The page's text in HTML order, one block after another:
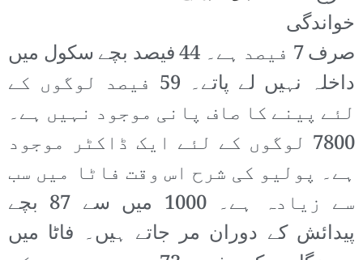
خواندگی
صرف 7 فیصد ہے۔ 44 فیصد بچے سکول میں
داخلہ نہیں لے پاتے۔ 59 فیصد لوگوں کے
لئے پینے کا صاف پانی موجود نہیں ہے۔
7800 لوگوں کے لئے ایک ڈاکٹر موجود
ہے۔ پولیو کی شرح اس وقت فاٹا میں سب
سے زیادہ ہے۔ 1000 میں سے 87 بچے
پیدائش کے دوران مر جاتے ہیں۔ فاٹا میں